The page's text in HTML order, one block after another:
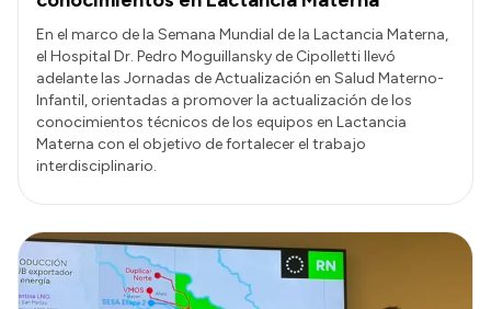
En el marco de la Semana Mundial de la Lactancia Materna,
el Hospital Dr. Pedro Moguillansky de Cipolletti llevó
adelante las Jornadas de Actualización en Salud Materno-
Infantil, orientadas a promover la actualización de los
conocimientos técnicos de los equipos en Lactancia
Materna con el objetivo de fortalecer el trabajo
interdisciplinario.